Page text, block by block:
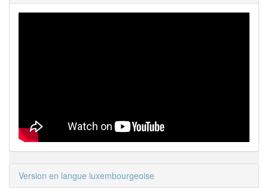
Version en langue luxembourgeoise